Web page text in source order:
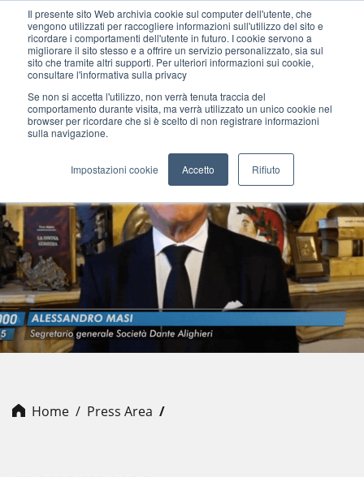
Il presente sito Web archivia cookie sul computer dell'utente, che
vengono utilizzati per raccogliere informazioni sull'utilizzo del sito e
ricordare i comportamenti dell'utente in futuro. I cookie servono a
migliorare il sito stesso e a offrire un servizio personalizzato, sia sul
sito che tramite altri supporti. Per ulteriori informazioni sui cookie,
consultare l'informativa sulla privacy
Se non si accetta l'utilizzo, non verrà tenuta traccia del
comportamento durante visita, ma verrà utilizzato un unico cookie nel
browser per ricordare che si è scelto di non registrare informazioni
sulla navigazione.
Impostazioni cookie Accetto Rifiuto
MENU
Home Press Area